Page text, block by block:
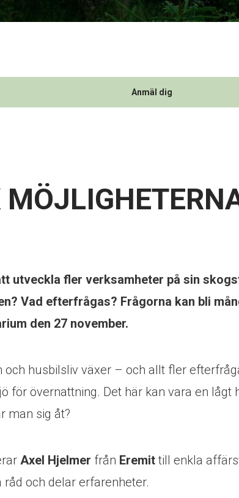
Anmäl dig
utveckla fler verksamheter på sin
Vad efterfrågas? Frågorna kan bli
den 27 november.
husbilsliv växer – och allt fler
för övernattning. Det här kan vara en lågt
man sig åt?
Axel Hjelmer från Eremit till enkla
och delar erfarenheter.